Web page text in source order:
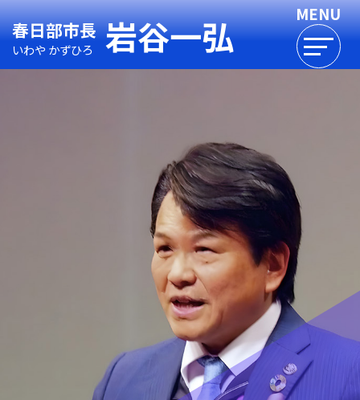
春日部市長
いわや かずひろ 岩谷一弘